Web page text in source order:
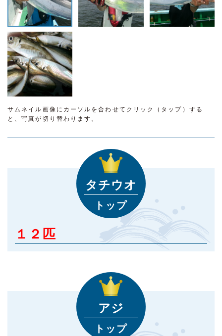
サムネイル画像にカーソルを合わせてクリック（タップ）する
と、写真が切り替わります。
タチウオ
トップ
１２匹
アジ
トップ